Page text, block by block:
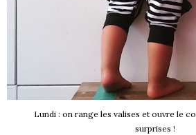
Lundi : on range les valises et ouvre le
surprises !